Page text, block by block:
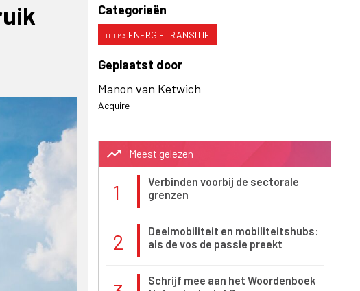
Categorieën
ENERGIETRANSITIE
Geplaatst door
Manon van Ketwich
Acquire
trending_up Meest gelezen
1
Verbinden voorbij de sectorale
grenzen
2
Deelmobiliteit en mobiliteitshubs:
als de vos de passie preekt
Schrijf mee aan het Woordenboek